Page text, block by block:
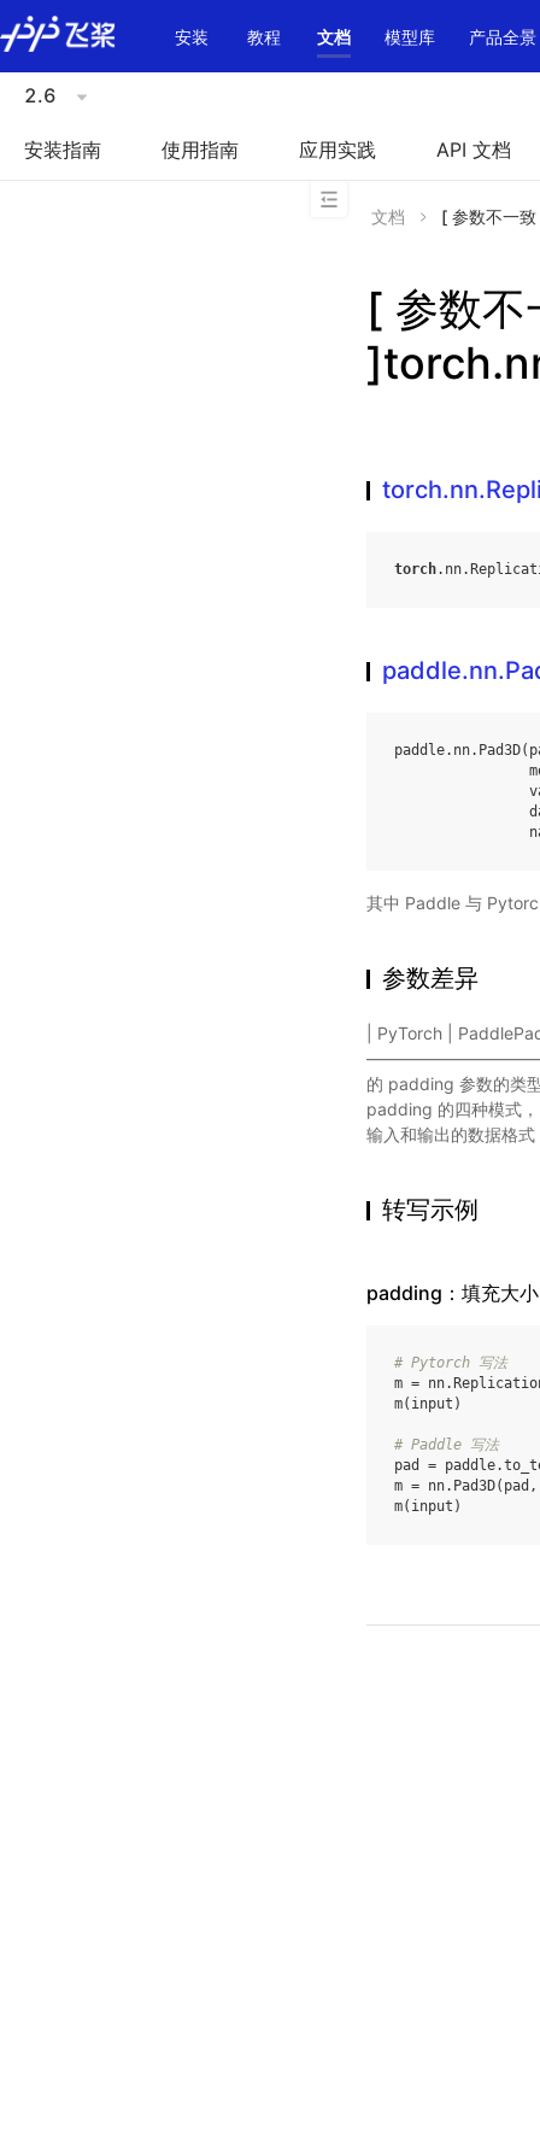
\u200E
安装
教程 文档 模型库 产品全景
2.6
安装指南 使用指南 应用实践 API 文档
文档 [ 参数不一
[ 参数不
torch. nn.
paddle. nn. Pad3D(
其中 Paddle 与
参数差异
| PyTorch |
的 padding 参数的类
padding 的四种模式
输入和输出的数据格
转写示例
padding：填充大小
# Pytorch 写法
m = nn.
m( input )
# Paddle 写法
pad
= paddle.
m = nn. Pad3D( pad ,
m( input )